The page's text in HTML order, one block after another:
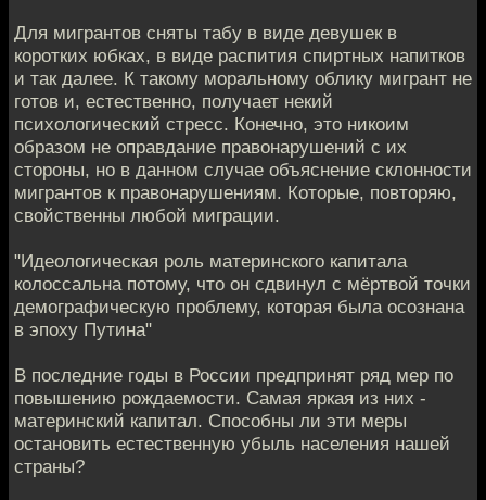
Для мигрантов сняты табу в виде девушек в
коротких юбках, в виде распития спиртных напитков
и так далее. К такому моральному облику мигрант не
готов и, естественно, получает некий
психологический стресс. Конечно, это никоим
образом не оправдание правонарушений с их
стороны, но в данном случае объяснение склонности
мигрантов к правонарушениям. Которые, повторяю,
свойственны любой миграции.
"Идеологическая роль материнского капитала
колоссальна потому, что он сдвинул с мёртвой точки
демографическую проблему, которая была осознана
в эпоху Путина"
В последние годы в России предпринят ряд мер по
повышению рождаемости. Самая яркая из них -
материнский капитал. Способны ли эти меры
остановить естественную убыль населения нашей
страны?